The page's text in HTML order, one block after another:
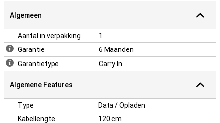
Algemeen
Aantal in verpakking
1
Garantie
6 Maanden
Garantietype
Carry In
Algemene Features
Type
Data / Opladen
Kabellengte
120 cm